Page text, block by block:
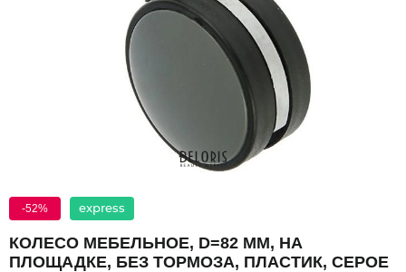
-52% express
КОЛЕСО МЕБЕЛЬНОЕ, D=82 ММ, НА
ПЛОЩАДКЕ, БЕЗ ТОРМОЗА, ПЛАСТИК, СЕРОЕ